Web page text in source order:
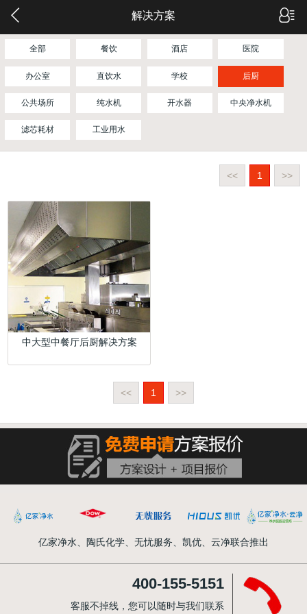
解决方案
全部 餐饮 酒店 医院
办公室 直饮水 学校 后厨
公共场所 纯水机 开水器 中央净水机
滤芯耗材 工业用水
<< 1 >>
中大型中餐厅后厨解决方案
<< 1 >>
亿家净水、陶氏化学、无忧服务、凯优、云净联合推出
400-155-5151
客服不掉线，您可以随时与我们联系